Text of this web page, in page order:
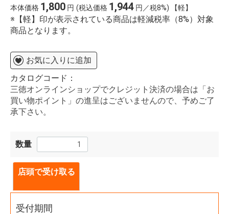
le prix %C3%A0 payer streaming vf
本体価格 1,800 円 (税込価格 1,944 円／税8%) 【軽】
※【軽】印が表示されている商品は軽減税率（8%）対象
商品となります。
お気に入りに追加
カタログコード：
三徳オンラインショップでクレジット決済の場合は「お
買い物ポイント」の進呈はございませんので、予めご了
承下さい。
数量
店頭で受け取る
受付期間